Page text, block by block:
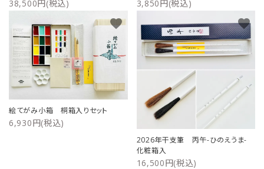
38,500円(税込) 3,850円(税込)
絵てがみ小箱 桐箱入りセット
6,930円(税込)
favorite
2026年干支筆 丙午-ひのえうま-
化粧箱入
16,500円(税込)
favorite